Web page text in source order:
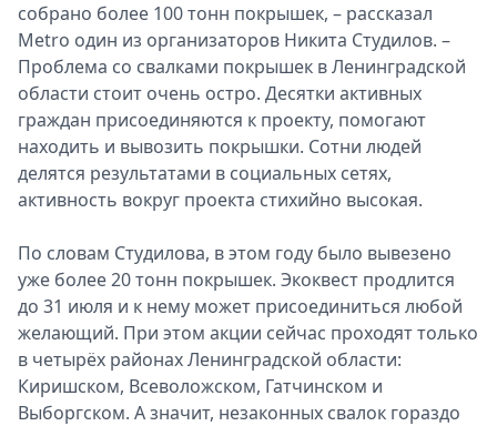
собрано более 100 тонн покрышек, – рассказал
Metro один из организаторов Никита Студилов. –
Проблема со свалками покрышек в Ленинградской
области стоит очень остро. Десятки активных
граждан присоединяются к проекту, помогают
находить и вывозить покрышки. Сотни людей
делятся результатами в социальных сетях,
активность вокруг проекта стихийно высокая.
По словам Студилова, в этом году было вывезено
уже более 20 тонн покрышек. Экоквест продлится
до 31 июля и к нему может присоединиться любой
желающий. При этом акции сейчас проходят только
в четырёх районах Ленинградской области:
Киришском, Всеволожском, Гатчинском и
Выборгском. А значит, незаконных свалок гораздо